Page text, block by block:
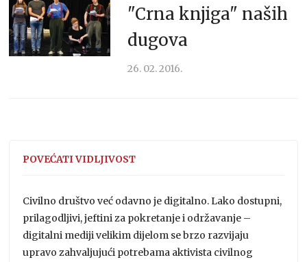
"Crna knjiga" naših
dugova
26. 02. 2016.
POVEĆATI VIDLJIVOST
Civilno društvo već odavno je digitalno. Lako dostupni,
prilagodljivi, jeftini za pokretanje i održavanje –
digitalni mediji velikim dijelom se brzo razvijaju
upravo zahvaljujući potrebama aktivista civilnog